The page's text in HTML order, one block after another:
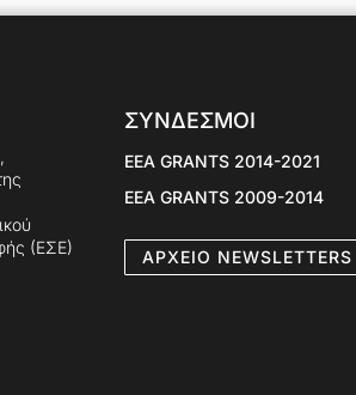
(ΕΣΕ)
ΣΥΝΔΕΣΜΟΙ
EEA GRANTS 2014-2021
EEA GRANTS 2009-2014
AΡXEIO NEWSLETTERS